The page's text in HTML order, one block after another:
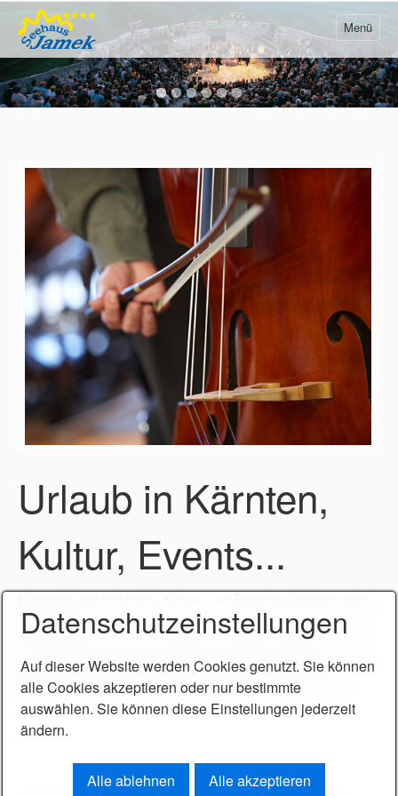
Menü
Wohnen & Wohlfühlen
Kristallklarer Wörthersee
Abendstimmung am See
Urlaub in Kärnten
Aktivitäten
Veranstaltungen
Preise
Onlinebuchung
Unverbindliche Anfrage
Deutsch
Italiano
Urlaub in Kärnten,
Kultur, Events...
Ihnen offen.
Seebühne, Konzerte, Ausflüge und Besichtigungen, der
See bei Nacht, oder einfach das Glück im Casino
herausfordern - für Unterhaltung ist bestens gesorgt.
Datenschutzeinstellungen
Auf dieser Website werden Cookies genutzt. Sie können
alle Cookies akzeptieren oder nur bestimmte
auswählen. Sie können diese Einstellungen jederzeit
ändern.
Alle ablehnen Alle akzeptieren